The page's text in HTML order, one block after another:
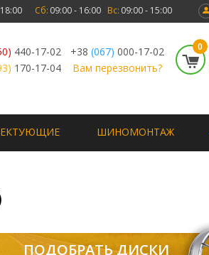
Сб: 09:00 - 16:00 Вс: 09:00 - 15:00
440-17-02 +38 (067) 000-17-02
170-17-04 Вам перезвонить?
0
ШИНОМОНТАЖ
ПОДОБРАТЬ ДИСКИ